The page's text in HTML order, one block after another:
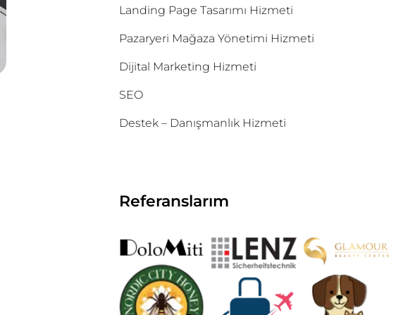
Landing Page Tasarımı Hizmeti
Pazaryeri Mağaza Yönetimi Hizmeti
Dijital Marketing Hizmeti
SEO
Destek – Danışmanlık Hizmeti
Referanslarım